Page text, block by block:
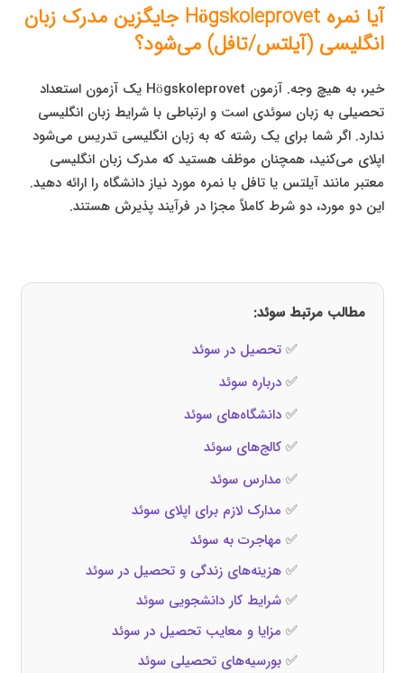
آیا نمره Högskoleprovet جایگزین مدرک زبان
انگلیسی (آیلتس/تافل) می‌شود؟
خیر، به هیچ وجه. آزمون Högskoleprovet یک آزمون استعداد
تحصیلی به زبان سوئدی است و ارتباطی با شرایط زبان انگلیسی
ندارد. اگر شما برای یک رشته که به زبان انگلیسی تدریس می‌شود
اپلای می‌کنید، همچنان موظف هستید که مدرک زبان انگلیسی
معتبر مانند آیلتس یا تافل با نمره مورد نیاز دانشگاه را ارائه دهید.
این دو مورد، دو شرط کاملاً مجزا در فرآیند پذیرش هستند.
مطالب مرتبط سوئد:
✅تحصیل در سوئد
✅درباره سوئد
✅دانشگاه‌های سوئد
✅کالج‌های سوئد
✅ مدارس سوئد
✅ مدارک لازم برای اپلای سوئد
✅ مهاجرت به سوئد
✅هزینه‌های زندگی و تحصیل در سوئد
✅شرایط کار دانشجویی سوئد
✅ مزایا و معایب تحصیل در سوئد
✅بورسیه‌های تحصیلی سوئد